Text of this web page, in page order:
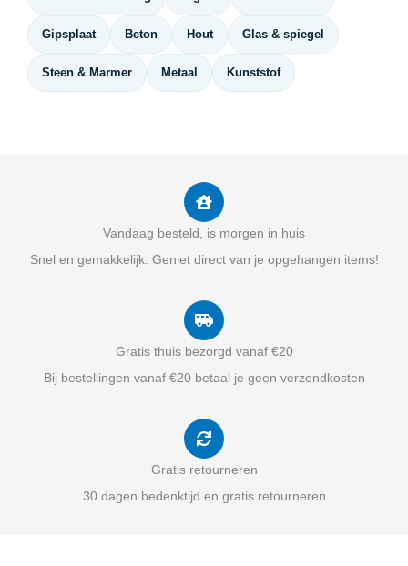
Gipsplaat Beton Hout Glas & spiegel
Steen & Marmer Metaal Kunststof
Vandaag besteld, is morgen in huis
Snel en gemakkelijk. Geniet direct van je opgehangen items!
Gratis thuis bezorgd vanaf €20
Bij bestellingen vanaf €20 betaal je geen verzendkosten
Gratis retourneren
30 dagen bedenktijd en gratis retourneren